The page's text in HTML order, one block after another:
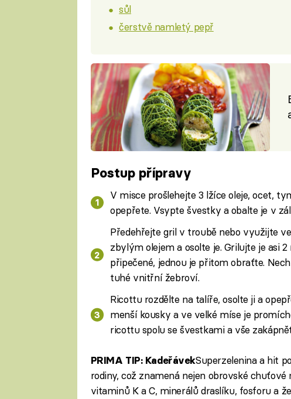
sůl
čerstvě namletý pepř
Postup přípravy
V misce prošlehejte 3 lžíce oleje, ocet,
opepřete. Vsypte švestky a obalte je v
Předehřejte gril v troubě nebo využijte
zbylým olejem a osolte je. Grilujte je asi
připečené, jednou je přitom obraťte.
tuhé vnitřní žebroví.
Ricottu rozdělte na talíře, osolte ji a
menší kousky a ve velké míse je
ricottu spolu se švestkami a vše
PRIMA TIP: KadeřávekSuperzelenina a hit
rodiny, což znamená nejen obrovské
vitaminů K a C, minerálů draslíku, fosforu a